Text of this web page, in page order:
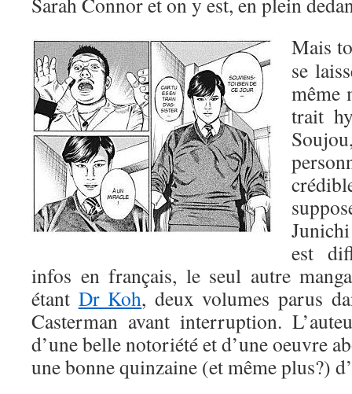
Mais
se
même
trait
est
infos en français, le seul autre
étant Dr Koh, deux volumes parus
Casterman avant interruption.
d’une belle notoriété et d’une oeuvre
une bonne quinzaine (et même plus?)